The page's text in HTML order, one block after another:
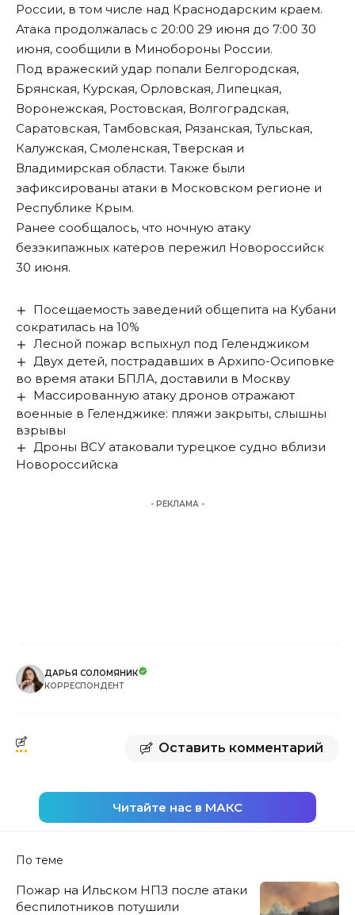
России, в том числе над Краснодарским краем.
Атака продолжалась с 20:00 29 июня до 7:00 30
июня, сообщили в Минобороны России.
Под вражеский удар попали Белгородская,
Брянская, Курская, Орловская, Липецкая,
Воронежская, Ростовская, Волгоградская,
Саратовская, Тамбовская, Рязанская, Тульская,
Калужская, Смоленская, Тверская и
Владимирская области. Также были
зафиксированы атаки в Московском регионе и
Республике Крым.
Ранее сообщалось, что ночную атаку
безэкипажных катеров пережил Новороссийск
30 июня.
Посещаемость заведений общепита на Кубани
сократилась на 10%
Лесной пожар вспыхнул под Геленджиком
Двух детей, пострадавших в Архипо-Осиповке
во время атаки БПЛА, доставили в Москву
Массированную атаку дронов отражают
военные в Геленджике: пляжи закрыты, слышны
взрывы
Дроны ВСУ атаковали турецкое судно вблизи
Новороссийска
- РЕКЛАМА -
ДАРЬЯ СОЛОМЯНИК
КОРРЕСПОНДЕНТ
Оставить комментарий
Читайте нас в МАКС
По теме
Пожар на Ильском НПЗ после атаки
беспилотников потушили